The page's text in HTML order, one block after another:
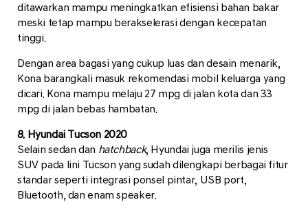
ditawarkan mampu meningkatkan efisiensi bahan bakar
meski tetap mampu berakselerasi dengan kecepatan
tinggi.
Dengan area bagasi yang cukup luas dan desain menarik,
Kona barangkali masuk rekomendasi mobil keluarga yang
dicari. Kona mampu melaju 27 mpg di jalan kota dan 33
mpg di jalan bebas hambatan.
8. Hyundai Tucson 2020
Selain sedan dan hatchback, Hyundai juga merilis jenis
SUV pada lini Tucson yang sudah dilengkapi berbagai fitur
standar seperti integrasi ponsel pintar, USB port,
Bluetooth, dan enam speaker.